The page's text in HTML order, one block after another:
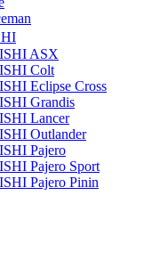
ASX
Colt
Eclipse Cross
Grandis
Lancer
Outlander
Pajero
Pajero Sport
Pajero Pinin